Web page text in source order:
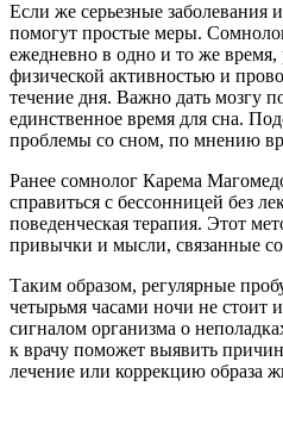
Если же серьезные заболевания
помогут простые меры.
ежедневно в одно и то же время,
физической активностью и
течение дня. Важно дать мозгу
единственное время для сна.
проблемы со сном, по мнению
Ранее сомнолог Карема
справиться с бессонницей без
поведенческая терапия. Этот
привычки и мысли, связанные
Таким образом, регулярные
четырьмя часами ночи не стоит
сигналом организма о
к врачу поможет выявить
лечение или коррекцию образа